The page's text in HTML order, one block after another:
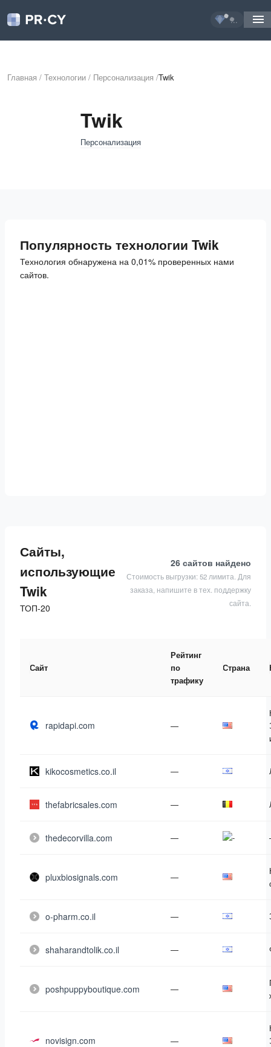
...
Главная / Технологии / Персонализация /Twik
Twik
Персонализация
Популярность технологии Twik
Технология обнаружена на 0,01% проверенных нами
сайтов.
Сайты,
использующие
Twik
ТОП-20
26 сайтов найдено
Стоимость выгрузки: 52 лимита. Для
заказа, напишите в тех. поддержку
сайта.
Сайт
Рейтинг
по
трафику
Страна
rapidapi.com —
kikocosmetics.co.il —
thefabricsales.com —
thedecorvilla.com —
pluxbiosignals.com —
o-pharm.co.il —
shaharandtolik.co.il —
poshpuppyboutique.com —
novisign.com —